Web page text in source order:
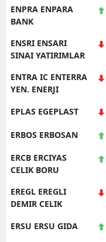
ENPRA ENPARA
BANK
ENSRI ENSARI
SINAI YATIRIMLAR
ENTRA IC ENTERRA
YEN. ENERJI
EPLAS EGEPLAST
ERBOS ERBOSAN
ERCB ERCIYAS
CELIK BORU
EREGL EREGLI
DEMIR CELIK
ERSU ERSU GIDA